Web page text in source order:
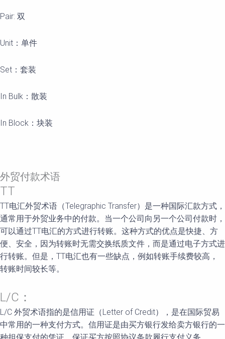
Pair: 双
Unit：单件
Set：套装
In Bulk：散装
In Block：块装
外贸付款术语
TT
TT电汇外贸术语（Telegraphic Transfer）是一种国际汇款方式，
通常用于外贸业务中的付款。当一个公司向另一个公司付款时，
可以通过TT电汇的方式进行转账。这种方式的优点是快捷、方
便、安全，因为转账时无需交换纸质文件，而是通过电子方式进
行转账。但是，TT电汇也有一些缺点，例如转账手续费较高，
转账时间较长等。
L/C：
L/C 外贸术语指的是信用证（Letter of Credit），是在国际贸易
中常用的一种支付方式。信用证是由买方银行发给卖方银行的一